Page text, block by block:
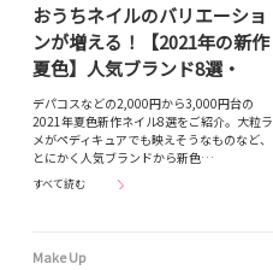
おうちネイルのバリエーショ
ンが増える！【2021年の新作
夏色】人気ブランド8選・
デパコスなどの2,000円から3,000円台の
2021年夏色新作ネイル8選をご紹介。大粒ラ
メがペディキュアでも映えそうなものなど、
とにかく人気ブランドから新色…
すべて読む
Make Up